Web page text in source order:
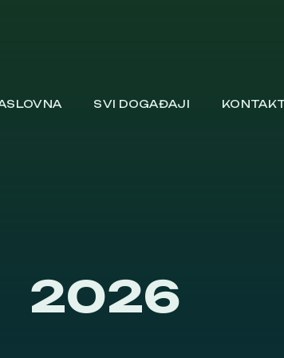
SVI DOGAĐAJI
2026